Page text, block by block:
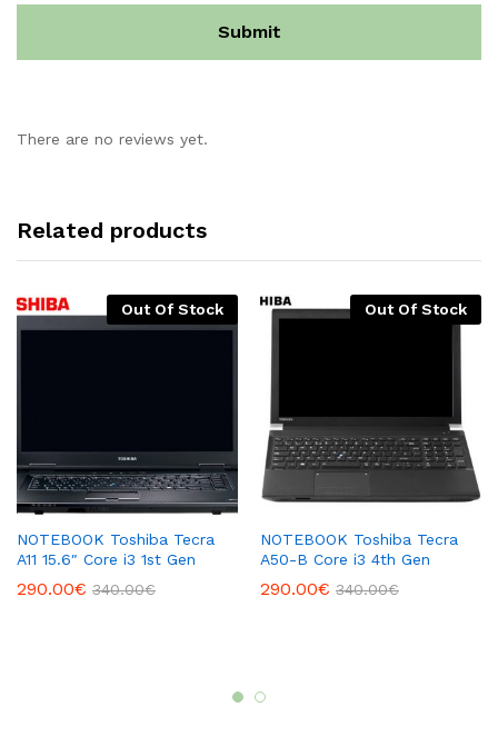
There are no reviews yet.
Related products
Out Of Stock
NOTEBOOK Toshiba Tecra
A11 15.6″ Core i3 1st Gen
290.00€ 340.00€
Out Of Stock
NOTEBOOK Toshiba Tecra
A50-B Core i3 4th Gen
290.00€ 340.00€